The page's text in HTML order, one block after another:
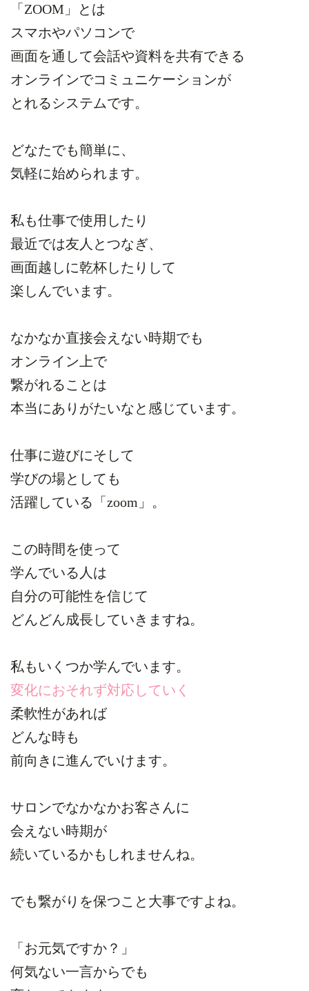
「ZOOM」とは
スマホやパソコンで
画面を通して会話や資料を共有できる
オンラインでコミュニケーションが
とれるシステムです。
どなたでも簡単に、
気軽に始められます。
私も仕事で使用したり
最近では友人とつなぎ、
画面越しに乾杯したりして
楽しんでいます。
なかなか直接会えない時期でも
オンライン上で
繋がれることは
本当にありがたいなと感じています。
仕事に遊びにそして
学びの場としても
活躍している「zoom」。
この時間を使って
学んでいる人は
自分の可能性を信じて
どんどん成長していきますね。
私もいくつか学んでいます。
変化におそれず対応していく
柔軟性があれば
どんな時も
前向きに進んでいけます。
サロンでなかなかお客さんに
会えない時期が
続いているかもしれませんね。
でも繋がりを保つこと大事ですよね。
「お元気ですか？」
何気ない一言からでも